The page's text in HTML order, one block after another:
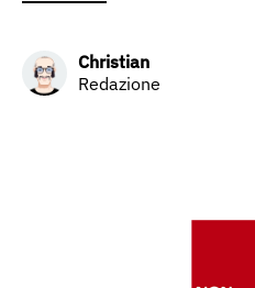
Christian
Redazione